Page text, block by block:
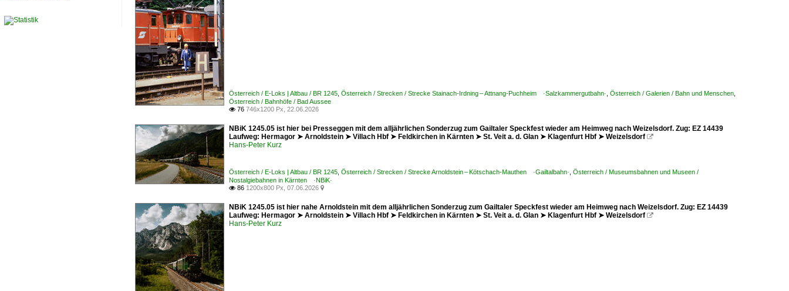
Österreich / E-Loks | Altbau / BR 1245 Österreich / Strecken / Strecke Stainach-Irdning – Attnang-Puchheim ·Salzkammergutbahn· Österreich / Galerien / Bahn und Menschen
Österreich / Bahnhöfe / Bad Aussee
 76 746x1200 Px, 22.06.2026
NBiK 1245.05 ist hier bei Presseggen mit dem alljährlichen Sonderzug zum Gailtaler Speckfest wieder am Heimweg nach Weizelsdorf. Zug: EZ 14439
Laufweg: Hermagor ➤ Arnoldstein ➤ Villach Hbf ➤ Feldkirchen in Kärnten ➤ St. Veit a. d. Glan ➤ Klagenfurt Hbf ➤ Weizelsdorf 
Hans-Peter Kurz
Österreich / E-Loks | Altbau / BR 1245 Österreich / Strecken / Strecke Arnoldstein – Kötschach-Mauthen ·Gailtalbahn· Österreich / Museumsbahnen und Museen /
Nostalgiebahnen in Kärnten ·NBiK·
 86 1200x800 Px, 07.06.2026 
NBiK 1245.05 ist hier nahe Arnoldstein mit dem alljährlichen Sonderzug zum Gailtaler Speckfest wieder am Heimweg nach Weizelsdorf. Zug: EZ 14439
Laufweg: Hermagor ➤ Arnoldstein ➤ Villach Hbf ➤ Feldkirchen in Kärnten ➤ St. Veit a. d. Glan ➤ Klagenfurt Hbf ➤ Weizelsdorf 
Hans-Peter Kurz